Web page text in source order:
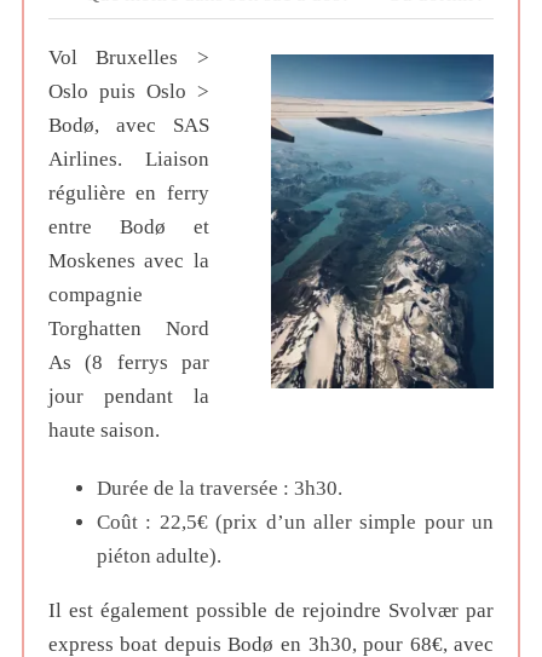
Vol Bruxelles >
Oslo puis Oslo >
Bodø, avec SAS
Airlines. Liaison
régulière en ferry
entre Bodø et
Moskenes avec la
compagnie
Torghatten Nord
As (8 ferrys par
jour pendant la
haute saison.
Durée de la traversée : 3h30.
Coût : 22,5€ (prix d’un aller simple pour un
piéton adulte).
Il est également possible de rejoindre Svolvær par
express boat depuis Bodø en 3h30, pour 68€, avec